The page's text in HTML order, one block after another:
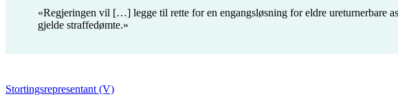
«Regjeringen vil […] legge til rette for en engangsløsning for eldre ureturnerbare
gjelde straffedømte.»
Stortingsrepresentant (V)